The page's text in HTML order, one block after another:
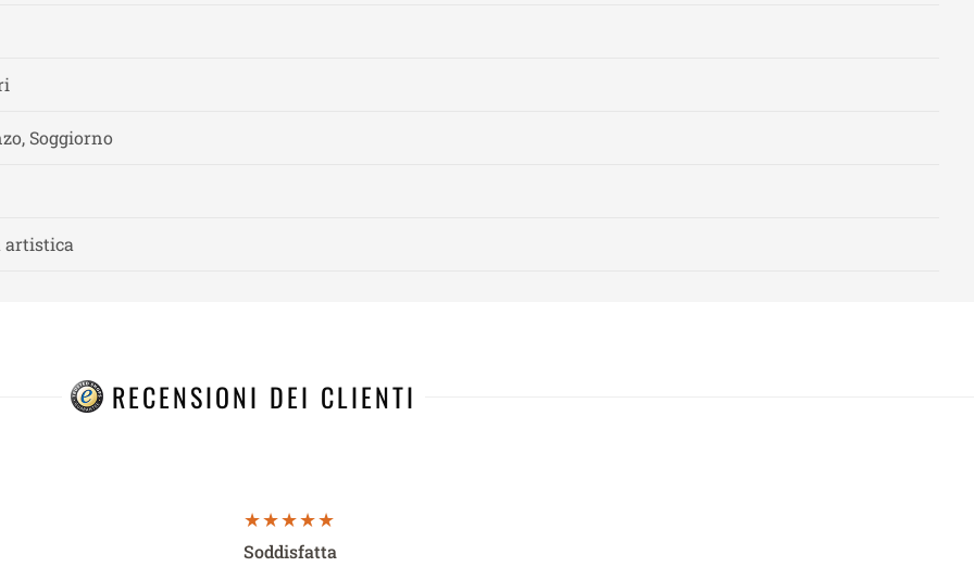
Soggiorno
artistica
RECENSIONI DEI CLIENTI
Soddisfatta